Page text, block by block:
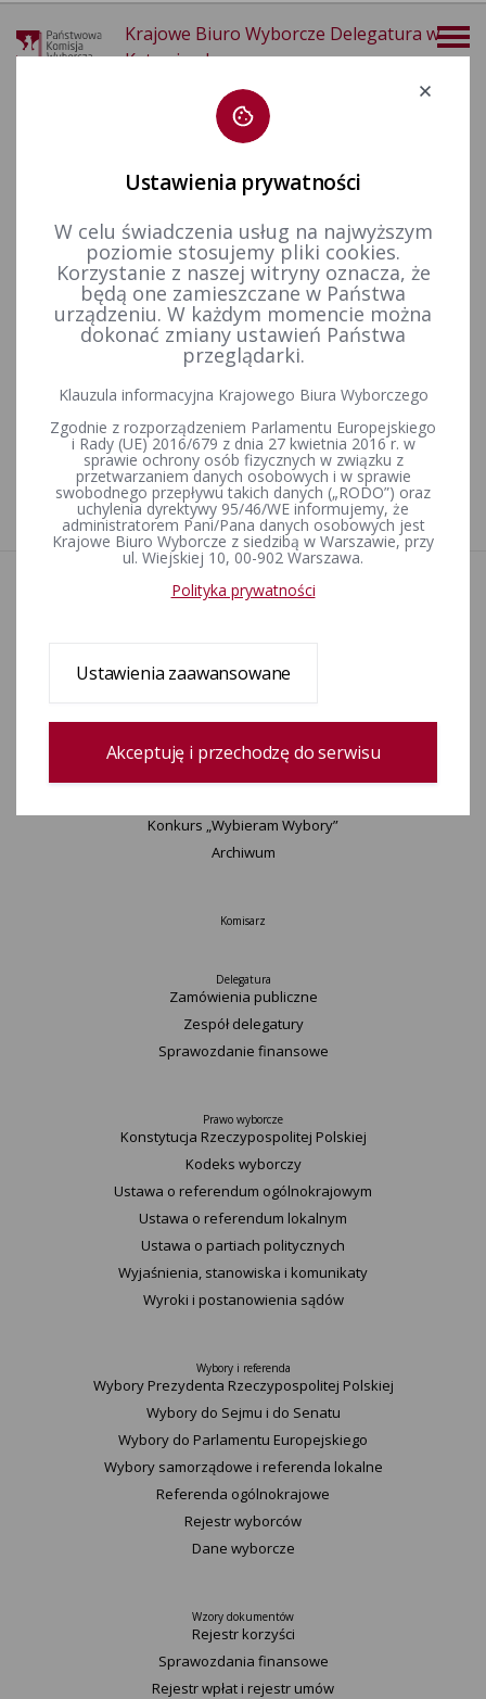
Krajowe Biuro Wyborcze Delegatura w
Katowicach
Wybory samorządowe i referenda lokalne Wybory i referenda w toku kadencji
Kadencja 2002-2006
Wybory uzupełniające
Wykaz przeprowadzonych wyborów uzupełniających w
kadencji rad 2002 - 2006
1
Aktualności
Wyjaśnienia, stanowiska, komunikaty
Zamówienia publiczne
Konkurs „Wybieram Wybory”
Archiwum
Komisarz
Delegatura
Zamówienia publiczne
Zespół delegatury
Sprawozdanie finansowe
Prawo wyborcze
Konstytucja Rzeczypospolitej Polskiej​
Kodeks wyborczy
Ustawa o referendum ogólnokrajowym
Ustawa o referendum lokalnym
Ustawa o partiach politycznych
Wyjaśnienia, stanowiska i komunikaty
Wyroki i postanowienia sądów
Wybory i referenda
Wybory Prezydenta Rzeczypospolitej Polskiej
Wybory do Sejmu i do Senatu
Wybory do Parlamentu Europejskiego
Wybory samorządowe i referenda lokalne
Referenda ogólnokrajowe
Rejestr wyborców
Dane wyborcze
Wzory dokumentów
Rejestr korzyści
Sprawozdania finansowe
Rejestr wpłat i rejestr umów
Ustawienia prywatności
W celu świadczenia usług na najwyższym
poziomie stosujemy pliki cookies.
Korzystanie z naszej witryny oznacza, że
będą one zamieszczane w Państwa
urządzeniu. W każdym momencie można
dokonać zmiany ustawień Państwa
przeglądarki.
Klauzula informacyjna Krajowego Biura Wyborczego
Zgodnie z rozporządzeniem Parlamentu Europejskiego
i Rady (UE) 2016/679 z dnia 27 kwietnia 2016 r. w
sprawie ochrony osób fizycznych w związku z
przetwarzaniem danych osobowych i w sprawie
swobodnego przepływu takich danych („RODO”) oraz
uchylenia dyrektywy 95/46/WE informujemy, że
administratorem Pani/Pana danych osobowych jest
Krajowe Biuro Wyborcze z siedzibą w Warszawie, przy
ul. Wiejskiej 10, 00-902 Warszawa.
Polityka prywatności
Ustawienia zaawansowane
Akceptuję i przechodzę do serwisu